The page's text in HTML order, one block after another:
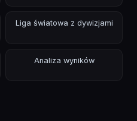
Liga światowa z dywizjami
Analiza wyników